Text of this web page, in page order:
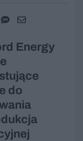
Energy
do